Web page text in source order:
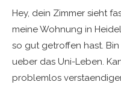
Hey, dein Zimmer sieht
meine Wohnung in
so gut getroffen hast.
ueber das Uni-Leben.
problemlos